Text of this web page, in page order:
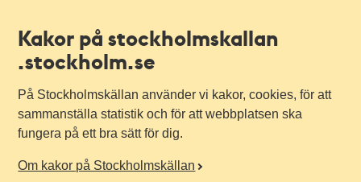
Kakor på stockholmskallan
.stockholm.se
På Stockholmskällan använder vi kakor, cookies, för att
sammanställa statistik och för att webbplatsen ska
fungera på ett bra sätt för dig.
Om kakor på Stockholmskällan